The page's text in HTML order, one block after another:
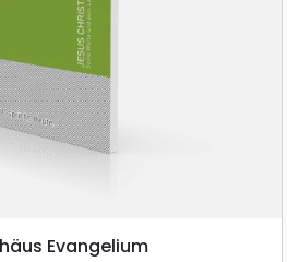
Evangelium